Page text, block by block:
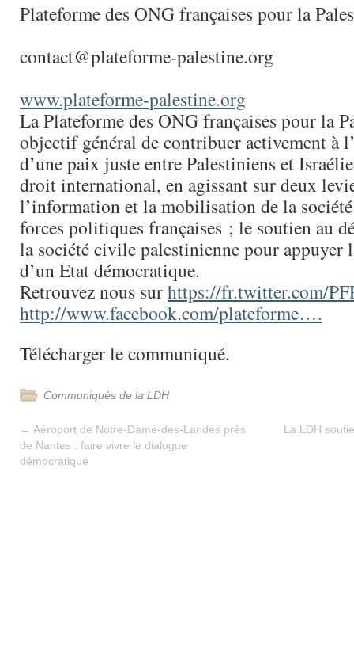
Plateforme des ONG françaises pour la
contact@plateforme-palestine.org
www.plateforme-palestine.org
La Plateforme des ONG françaises pour la
objectif général de contribuer activement à
d’une paix juste entre Palestiniens et
droit international, en agissant sur deux
l’information et la mobilisation de la
forces politiques françaises ; le soutien au
la société civile palestinienne pour appuyer
d’un Etat démocratique.
Retrouvez nous surhttps://fr.twitter.com/
http://www.facebook.com/plateforme….
Télécharger le communiqué.
Communiqués de la LDH
← Aéroport de Notre-Dame-des-Landes près
de Nantes : faire vivre le dialogue
démocratique
La LDH